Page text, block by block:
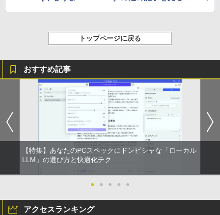
トップページに戻る
おすすめ記事
【特集】あなたのPCスペックにドンピシャな「ローカル
LLM」の選び方と快適化テク
● ● ● ● ●
アクセスランキング